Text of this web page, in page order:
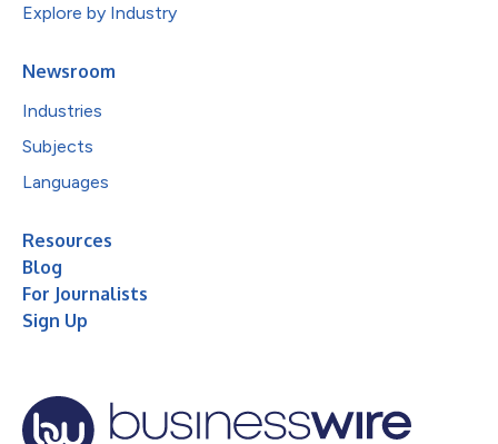
Explore by Industry
Newsroom
Industries
Subjects
Languages
Resources
Blog
For Journalists
Sign Up